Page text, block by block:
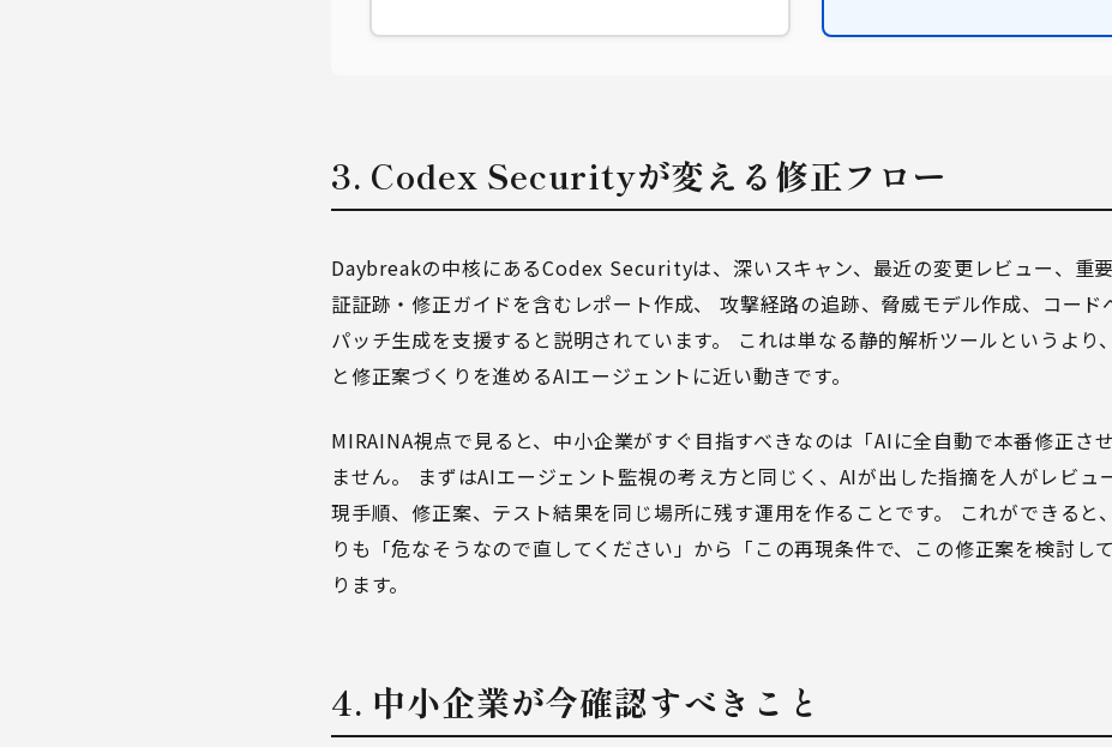
3. Codex Securityが変える修正フロー
Daybreakの中核にあるCodex Securityは、深いスキャン、最近の変更レビュー、重
証証跡・修正ガイドを含むレポート作成、 攻撃経路の追跡、脅威モデル作成、コード
パッチ生成を支援すると説明されています。 これは単なる静的解析ツールというより
と修正案づくりを進めるAIエージェントに近い動きです。
MIRAINA視点で見ると、中小企業がすぐ目指すべきなのは「AIに全自動で本番修正さ
ません。 まずはAIエージェント監視の考え方と同じく、AIが出した指摘を人がレビュ
現手順、修正案、テスト結果を同じ場所に残す運用を作ることです。 これができると
りも「危なそうなので直してください」から「この再現条件で、この修正案を検討し
ります。
4. 中小企業が今確認すべきこと